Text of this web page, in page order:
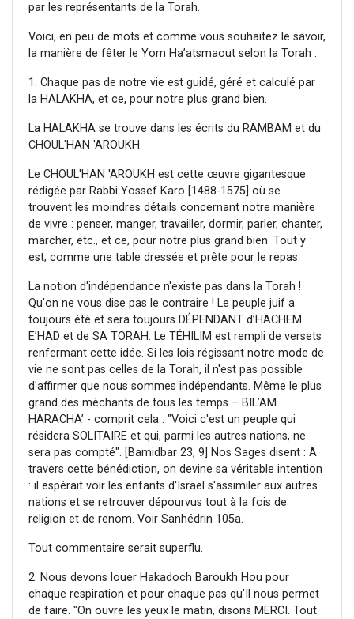
par les représentants de la Torah.
Voici, en peu de mots et comme vous souhaitez le savoir,
la manière de fêter le Yom Ha’atsmaout selon la Torah :
1. Chaque pas de notre vie est guidé, géré et calculé par
la HALAKHA, et ce, pour notre plus grand bien.
La HALAKHA se trouve dans les écrits du RAMBAM et du
CHOUL'HAN 'AROUKH.
Le CHOUL'HAN 'AROUKH est cette œuvre gigantesque
rédigée par Rabbi Yossef Karo [1488-1575] où se
trouvent les moindres détails concernant notre manière
de vivre : penser, manger, travailler, dormir, parler, chanter,
marcher, etc., et ce, pour notre plus grand bien. Tout y
est; comme une table dressée et prête pour le repas.
La notion d'indépendance n'existe pas dans la Torah !
Qu'on ne vous dise pas le contraire ! Le peuple juif a
toujours été et sera toujours DÉPENDANT d’HACHEM
E’HAD et de SA TORAH. Le TÉHILIM est rempli de versets
renfermant cette idée. Si les lois régissant notre mode de
vie ne sont pas celles de la Torah, il n'est pas possible
d'affirmer que nous sommes indépendants. Même le plus
grand des méchants de tous les temps – BIL’AM
HARACHA’ - comprit cela : "Voici c'est un peuple qui
résidera SOLITAIRE et qui, parmi les autres nations, ne
sera pas compté". [Bamidbar 23, 9] Nos Sages disent : A
travers cette bénédiction, on devine sa véritable intention
: il espérait voir les enfants d'Israël s'assimiler aux autres
nations et se retrouver dépourvus tout à la fois de
religion et de renom. Voir Sanhédrin 105a.
Tout commentaire serait superflu.
2. Nous devons louer Hakadoch Baroukh Hou pour
chaque respiration et pour chaque pas qu'Il nous permet
de faire. "On ouvre les yeux le matin, disons MERCI. Tout